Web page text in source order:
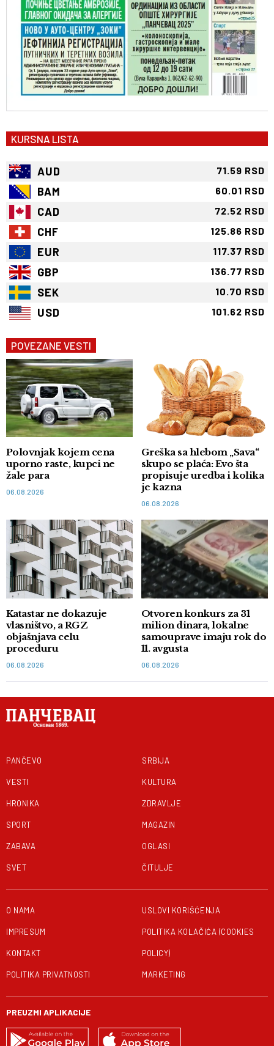
KURSNA LISTA
AUD 71.59 RSD
BAM 60.01 RSD
CAD 72.52 RSD
CHF 125.86 RSD
EUR 117.37 RSD
GBP 136.77 RSD
SEK 10.70 RSD
USD 101.62 RSD
POVEZANE VESTI
Polovnjak kojem cena
uporno raste, kupci ne
žale para
06.08.2026
Greška sa hlebom „Sava“
skupo se plaća: Evo šta
propisuje uredba i kolika
je kazna
06.08.2026
Katastar ne dokazuje
vlasništvo, a RGZ
objašnjava celu
proceduru
06.08.2026
Otvoren konkurs za 31
milion dinara, lokalne
samouprave imaju rok do
11. avgusta
06.08.2026
PANČEVO
VESTI
HRONIKA
SPORT
ZABAVA
SVET
SRBIJA
KULTURA
ZDRAVLJE
MAGAZIN
OGLASI
ČITULJE
O NAMA
IMPRESUM
KONTAKT
POLITIKA PRIVATNOSTI
USLOVI KORIŠĆENJA
POLITIKA KOLAČIĆA (COOKIES
POLICY)
MARKETING
PREUZMI APLIKACIJE